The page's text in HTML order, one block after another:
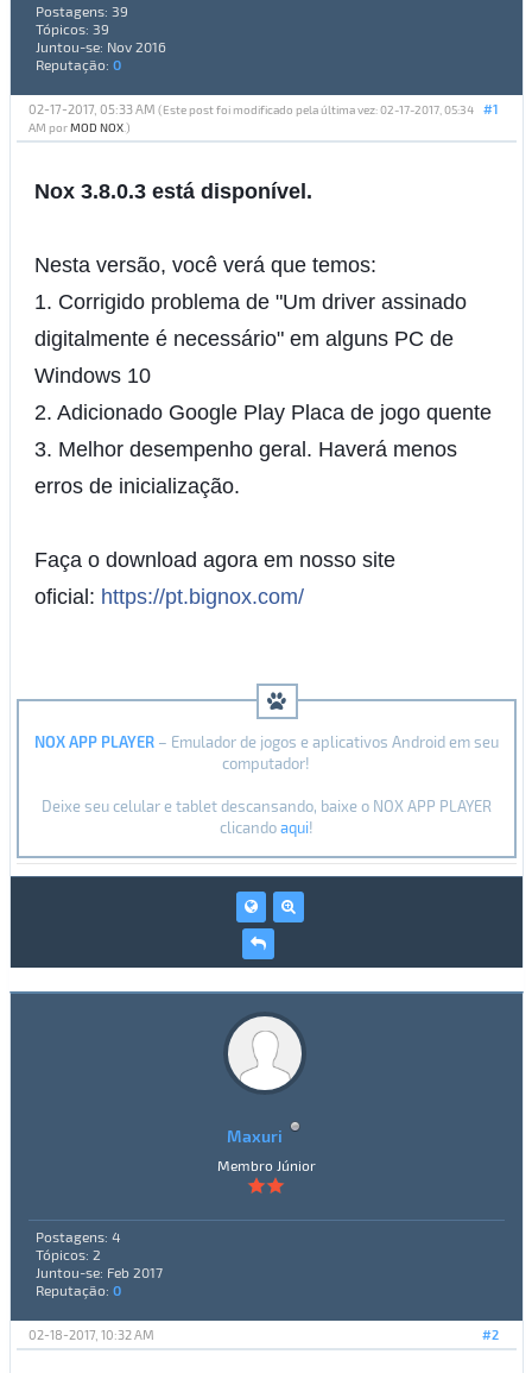
Postagens: 39
Tópicos: 39
Juntou-se: Nov 2016
Reputação: 0
#1
02-17-2017, 05:33 AM (Este post foi modificado pela última vez: 02-17-2017, 05:34
AM porMOD NOX.)
Nox 3.8.0.3 está disponível.
Nesta versão, você verá que temos:
1. Corrigido problema de "Um driver assinado
digitalmente é necessário" em alguns PC de
Windows 10
2. Adicionado Google Play Placa de jogo quente
3. Melhor desempenho geral. Haverá menos
erros de inicialização.
Faça o download agora em nosso site
oficial: https://pt.bignox.com/
NOX APP PLAYER– Emulador de jogos e aplicativos Android em seu
computador!
Deixe seu celular e tablet descansando, baixe o NOX APP PLAYER
clicandoaqui!
Maxuri
Membro Júnior
Postagens: 4
Tópicos: 2
Juntou-se: Feb 2017
Reputação: 0
#2
02-18-2017, 10:32 AM